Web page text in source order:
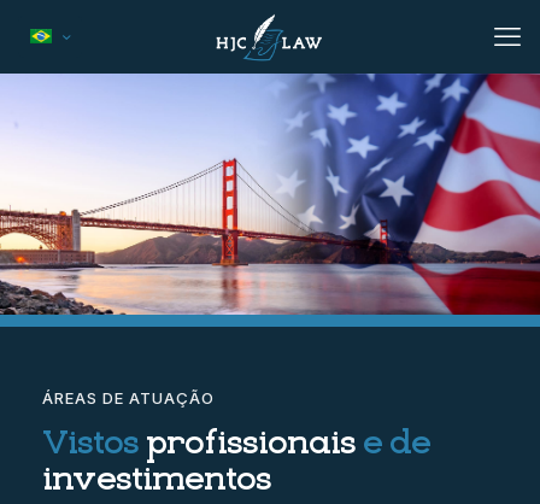
ÁREAS DE ATUAÇÃO
Vistosprofissionaise de
investimentos